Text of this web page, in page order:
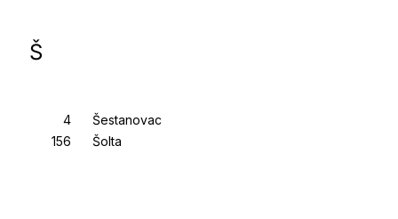
Š
Šestanovac
Šolta